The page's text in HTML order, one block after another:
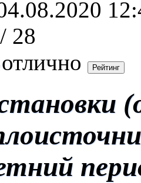
/ 28
отлично